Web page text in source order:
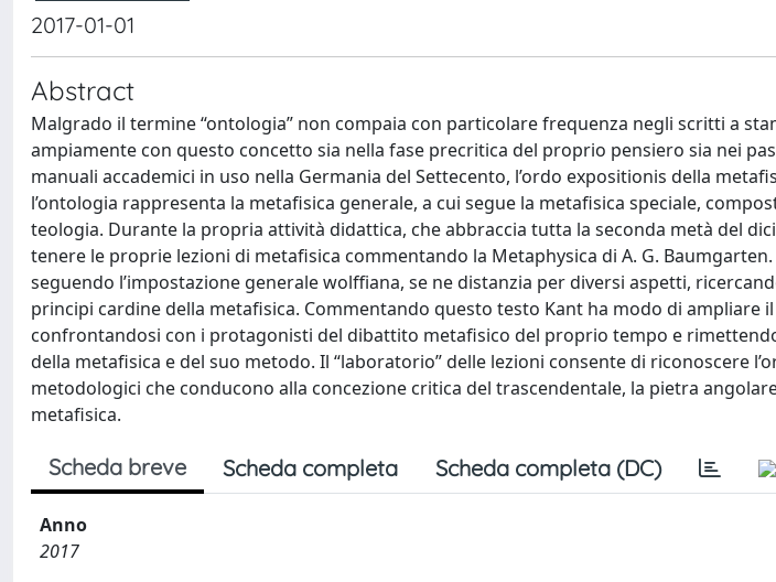
2017-01-01
Abstract
Malgrado il termine “ontologia” non compaia con particolare frequenza negli scritti a
ampiamente con questo concetto sia nella fase precritica del proprio pensiero sia nei
manuali accademici in uso nella Germania del Settecento, l’ordo expositionis della
l’ontologia rappresenta la metafisica generale, a cui segue la metafisica speciale,
teologia. Durante la propria attività didattica, che abbraccia tutta la seconda metà del
tenere le proprie lezioni di metafisica commentando la Metaphysica di A. G.
seguendo l’impostazione generale wolffiana, se ne distanzia per diversi aspetti,
principi cardine della metafisica. Commentando questo testo Kant ha modo di ampliare
confrontandosi con i protagonisti del dibattito metafisico del proprio tempo e
della metafisica e del suo metodo. Il “laboratorio” delle lezioni consente di riconoscere
metodologici che conducono alla concezione critica del trascendentale, la pietra
metafisica.
Scheda breve Scheda completa Scheda completa (DC)
Anno
2017